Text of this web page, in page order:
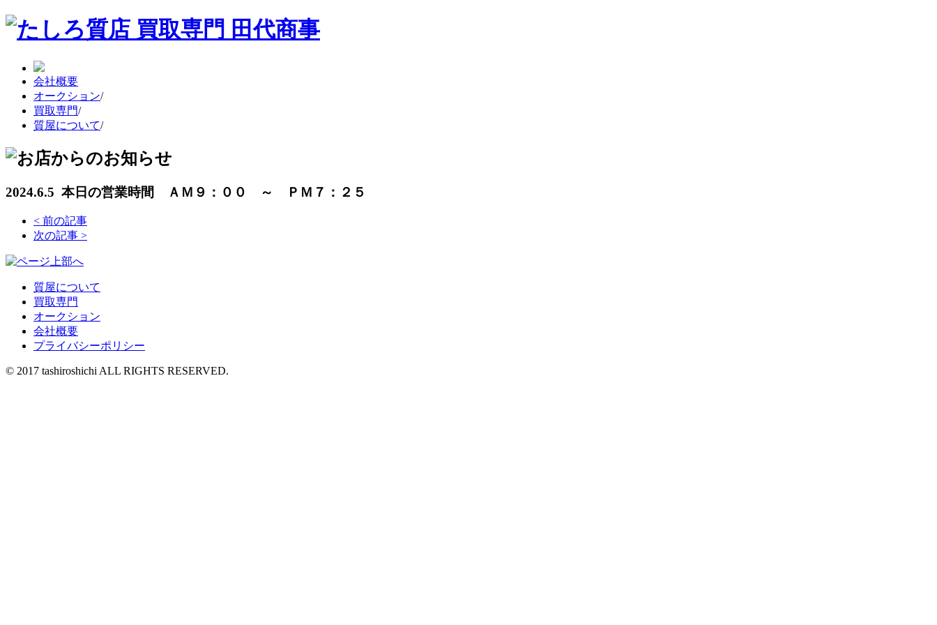
会社概要
オークション/
買取専門/
質屋について/
2024.6.5 本日の営業時間 ＡＭ９：００ ～ ＰＭ７：２５
< 前の記事
次の記事 >
質屋について
買取専門
オークション
会社概要
プライバシーポリシー
© 2017 tashiroshichi ALL RIGHTS RESERVED.